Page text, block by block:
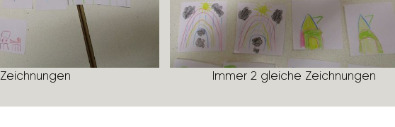
Zeich­nungen Immer 2 gleiche Zeich­nungen